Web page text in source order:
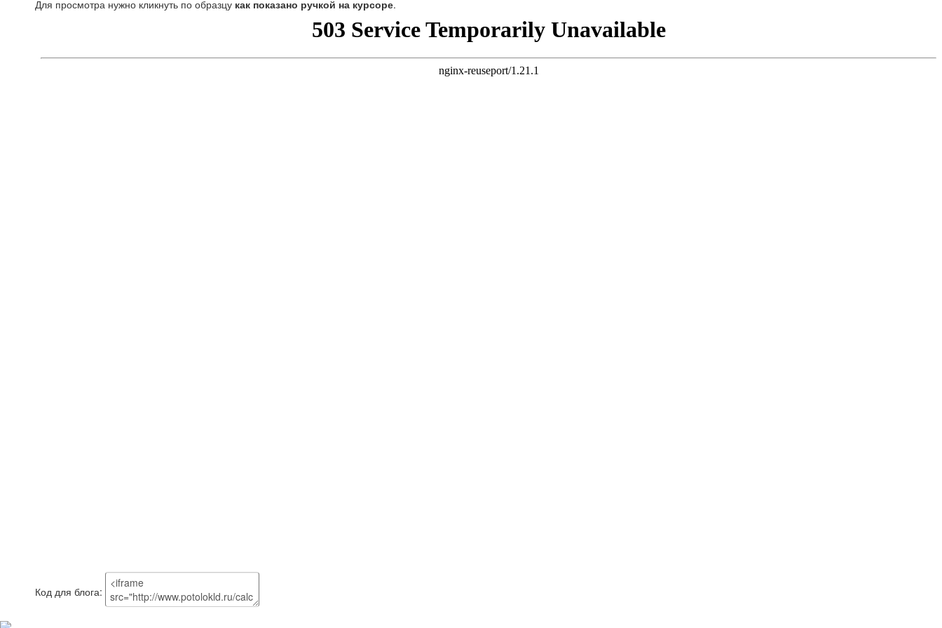
Для просмотра нужно кликнуть по образцу как показано ручкой на курсоре.
Код для блога: